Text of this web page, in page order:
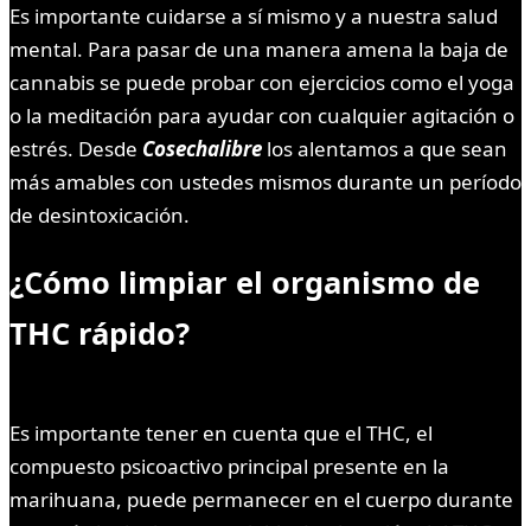
Es importante cuidarse a sí mismo y a nuestra salud
mental. Para pasar de una manera amena la baja de
cannabis se puede probar con ejercicios como el yoga
o la meditación para ayudar con cualquier agitación o
estrés. Desde Cosechalibre los alentamos a que sean
más amables con ustedes mismos durante un período
de desintoxicación.
¿Cómo limpiar el organismo de
THC rápido?
Es importante tener en cuenta que el THC, el
compuesto psicoactivo principal presente en la
marihuana, puede permanecer en el cuerpo durante